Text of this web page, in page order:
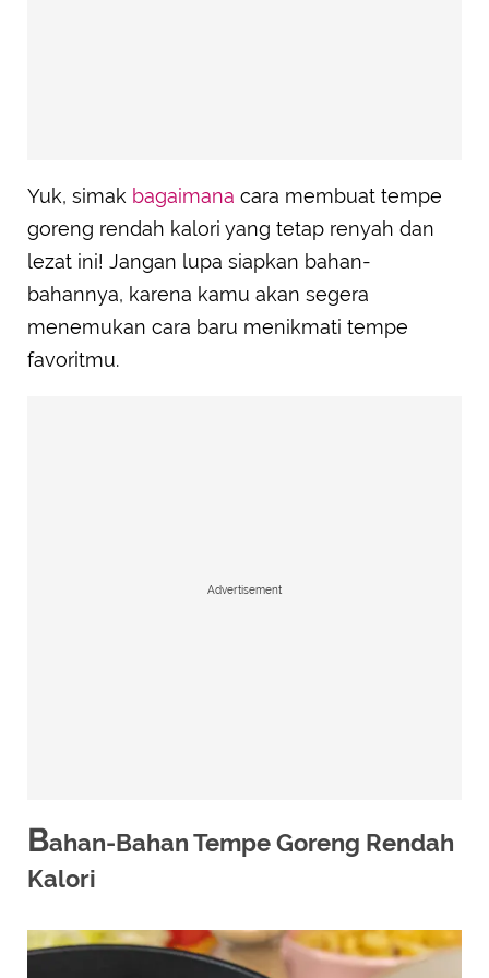
Yuk, simak bagaimana cara membuat tempe
goreng rendah kalori yang tetap renyah dan
lezat ini! Jangan lupa siapkan bahan-
bahannya, karena kamu akan segera
menemukan cara baru menikmati tempe
favoritmu.
Advertisement
Bahan-Bahan Tempe Goreng Rendah
Kalori